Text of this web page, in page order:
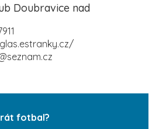
Doubravice nad
fotbal?